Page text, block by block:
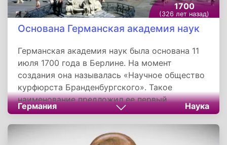
1700
(326 лет назад)
Основана Германская академия наук
Германская академия наук была основана 11
июля 1700 года в Берлине. На момент
создания она называлась «Научное общество
курфюрста Бранденбургского». Такое
наименование предложил ее первый
президент философ Готфрид Лейбниц. Король
отказался финансировать деятельность
Академии, но взамен предоставил ей право на
Германия Наука